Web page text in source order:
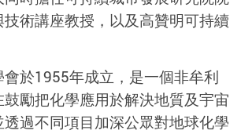
術講座教授，以及高贊明可持續
於1955年成立，是一個非牟利
勵把化學應用於解決地質及宇宙
過不同項目加深公眾對地球化學